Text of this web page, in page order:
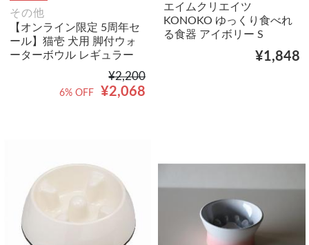
その他
【オンライン限定 5周年セ
ール】猫壱 犬用 脚付ウォ
ーターボウル レギュラー
¥2,200
¥2,068
6% OFF
エイムクリエイツ
KONOKO ゆっくり食べれ
る食器 アイボリー S
¥1,848